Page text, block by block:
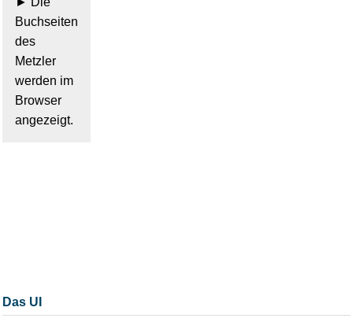
Buchseiten
des
Metzler
werden im
Browser
angezeigt.
Das UI